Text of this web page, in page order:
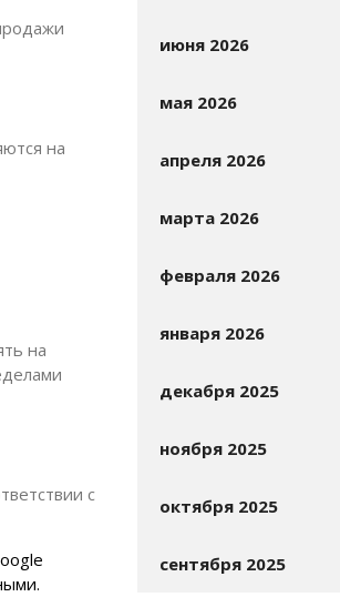
на
на
с
июня 2026
мая 2026
апреля 2026
марта 2026
февраля 2026
января 2026
декабря 2025
ноября 2025
октября 2025
сентября 2025